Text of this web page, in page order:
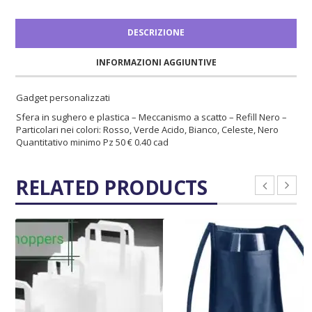
DESCRIZIONE
INFORMAZIONI AGGIUNTIVE
Gadget personalizzati
Sfera in sughero e plastica – Meccanismo a scatto – Refill Nero –
Particolari nei colori: Rosso, Verde Acido, Bianco, Celeste, Nero
Quantitativo minimo Pz 50 € 0.40 cad
RELATED PRODUCTS